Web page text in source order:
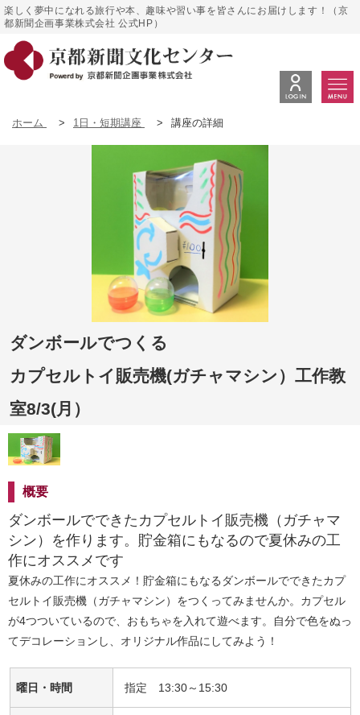
楽しく夢中になれる旅行や本、趣味や習い事を皆さんにお届けします！（京
都新聞企画事業株式会社 公式HP）
ホーム > 1日・短期講座 > 講座の詳細
ダンボールでつくる
カプセルトイ販売機(ガチャマシン）工作教
室8/3(月）
概要
ダンボールでできたカプセルトイ販売機（ガチャマ
シン）を作ります。貯金箱にもなるので夏休みの工
作にオススメです
夏休みの工作にオススメ！貯金箱にもなるダンボールでできたカプ
セルトイ販売機（ガチャマシン）をつくってみませんか。カプセル
が4つついているので、おもちゃを入れて遊べます。自分で色をぬっ
てデコレーションし、オリジナル作品にしてみよう！
曜日・時間 指定 13:30～15:30